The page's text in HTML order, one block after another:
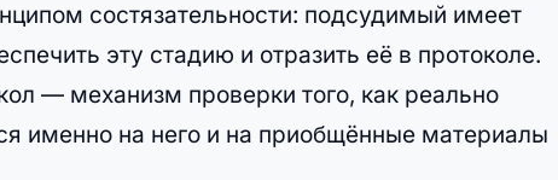
состязательности: подсудимый имеет
эту стадию и отразить её в протоколе.
— механизм проверки того, как реально
именно на него и на приобщённые материалы